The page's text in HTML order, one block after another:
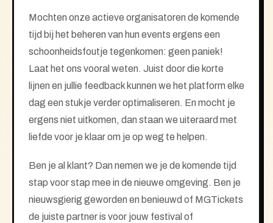
Mochten onze actieve organisatoren de komende
tijd bij het beheren van hun events ergens een
schoonheidsfoutje tegenkomen: geen paniek!
Laat het ons vooral weten. Juist door die korte
lijnen en jullie feedback kunnen we het platform elke
dag een stukje verder optimaliseren. En mocht je
ergens niet uitkomen, dan staan we uiteraard met
liefde voor je klaar om je op weg te helpen.
Ben je al klant? Dan nemen we je de komende tijd
stap voor stap mee in de nieuwe omgeving. Ben je
nieuwsgierig geworden en benieuwd of MGTickets
de juiste partner is voor jouw festival of